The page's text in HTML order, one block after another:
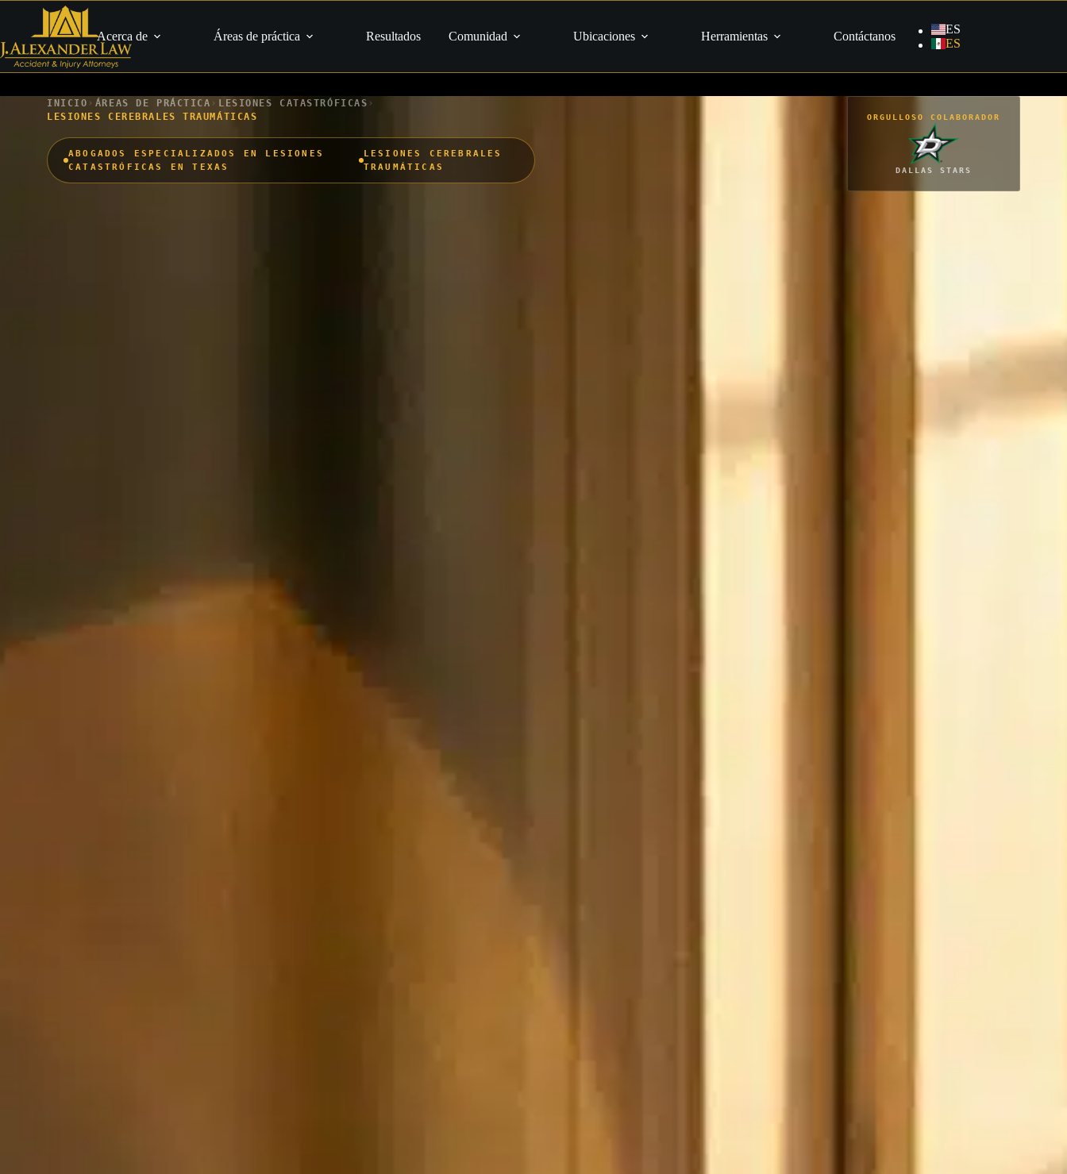
contenido
Acerca de Áreas de práctica Resultados Comunidad Ubicaciones Herramientas Contáctanos
ES
ES
INICIO › ÁREAS DE PRÁCTICA › LESIONES CATASTRÓFICAS ›
LESIONES CEREBRALES TRAUMÁTICAS
ABOGADOS ESPECIALIZADOS EN LESIONES
CATASTRÓFICAS EN TEXAS
LESIONES CEREBRALES
TRAUMÁTICAS
ORGULLOSO COLABORADOR
DALLAS STARS